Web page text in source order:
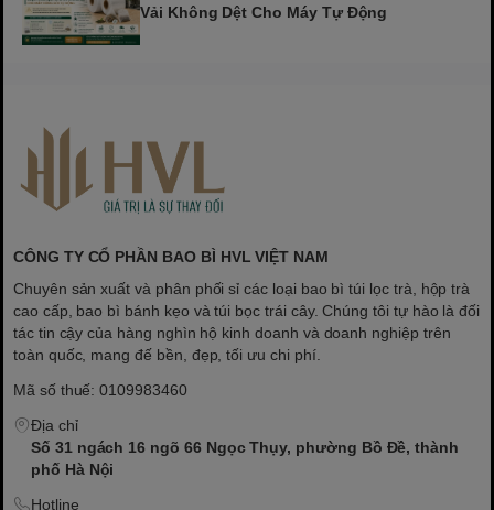
Vải Không Dệt Cho Máy Tự Động
CÔNG TY CỔ PHẦN BAO BÌ HVL VIỆT NAM
Chuyên sản xuất và phân phối sỉ các loại bao bì túi lọc trà, hộp trà
cao cấp, bao bì bánh kẹo và túi bọc trái cây. Chúng tôi tự hào là đối
tác tin cậy của hàng nghìn hộ kinh doanh và doanh nghiệp trên
toàn quốc, mang đế bền, đẹp, tối ưu chi phí.
Mã số thuế: 0109983460
Địa chỉ
Số 31 ngách 16 ngõ 66 Ngọc Thụy, phường Bồ Đề, thành
phố Hà Nội
Hotline